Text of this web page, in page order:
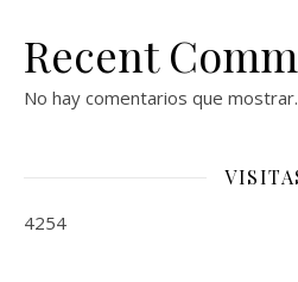
Recent
No hay comentarios que mostrar.
4254